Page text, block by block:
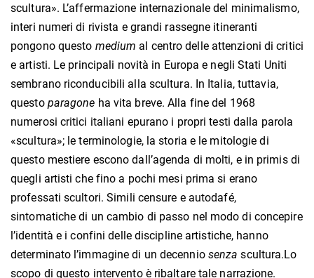
scultura». L’affermazione internazionale del minimalismo,
interi numeri di rivista e grandi rassegne itineranti
pongono questo medium al centro delle attenzioni di critici
e artisti. Le principali novità in Europa e negli Stati Uniti
sembrano riconducibili alla scultura. In Italia, tuttavia,
questo paragone ha vita breve. Alla fine del 1968
numerosi critici italiani epurano i propri testi dalla parola
«scultura»; le terminologie, la storia e le mitologie di
questo mestiere escono dall’agenda di molti, e in primis di
quegli artisti che fino a pochi mesi prima si erano
professati scultori. Simili censure e autodafé,
sintomatiche di un cambio di passo nel modo di concepire
l’identità e i confini delle discipline artistiche, hanno
determinato l’immagine di un decennio senza scultura.Lo
scopo di questo intervento è ribaltare tale narrazione.